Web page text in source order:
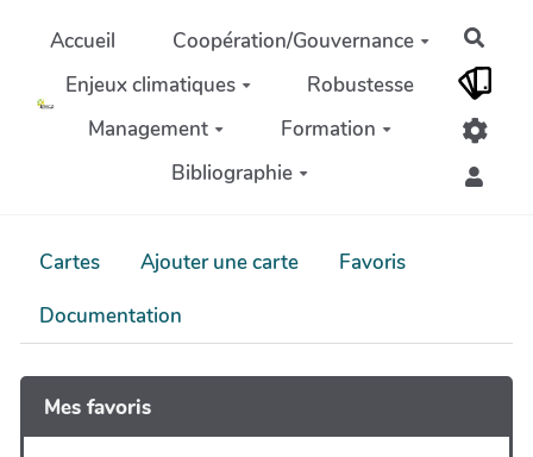
Aller au contenu principal
Accueil
Coopération/Gouvernance
Enjeux climatiques
Robustesse
Management
Formation
Bibliographie
Cartes Ajouter une carte
Favoris
Documentation
Mes favoris